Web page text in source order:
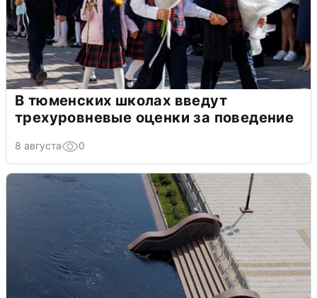
В тюменских школах введут
трехуровневые оценки за поведение
8 августа 0